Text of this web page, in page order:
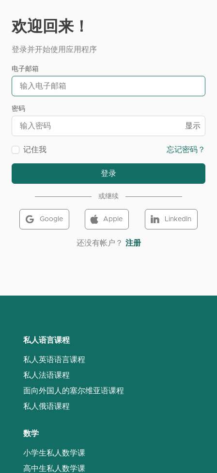
欢迎回来！
登录并开始使用应用程序
电子邮箱
密码
显示
记住我 忘记密码？
登录
或继续
Google Apple LinkedIn
‌还没有帐户？ 注册
私人语言课程
私人英语语言课程
私人法语课程
面向外国人的塞尔维亚语课程
私人俄语课程
数学
小学生私人数学课
高中生私人数学课